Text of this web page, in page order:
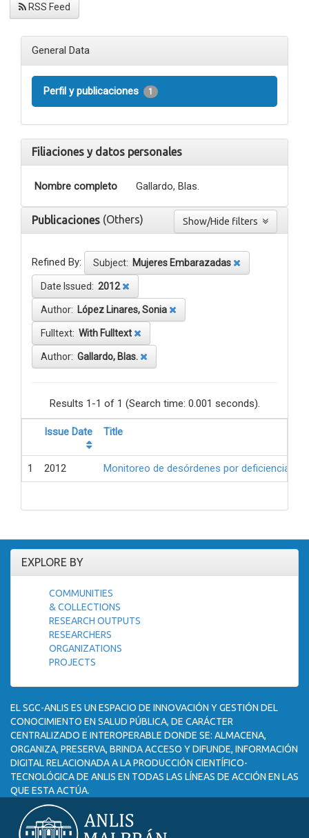
RSS Feed
General Data
Perfil y publicaciones 1
Filiaciones y datos personales
Nombre completo Gallardo, Blas.
Publicaciones (Others)
Refined By: Subject: Mujeres Embarazadas
Date Issued: 2012
Author: López Linares, Sonia
Fulltext: With Fulltext
Author: Gallardo, Blas.
Results 1-1 of 1 (Search time: 0.001 seconds).
Issue Date Title
1 2012 Monitoreo de desórdenes por deficiencia
EXPLORE BY
COMMUNITIES
& COLLECTIONS
RESEARCH OUTPUTS
RESEARCHERS
ORGANIZATIONS
PROJECTS
EL SGC-ANLIS ES UN ESPACIO DE INNOVACIÓN Y GESTIÓN DEL
CONOCIMIENTO EN SALUD PÚBLICA, DE CARÁCTER
CENTRALIZADO E INTEROPERABLE DONDE SE: ALMACENA,
ORGANIZA, PRESERVA, BRINDA ACCESO Y DIFUNDE, INFORMACIÓN
DIGITAL RELACIONADA A LA PRODUCCIÓN CIENTÍFICO-
TECNOLÓGICA DE ANLIS EN TODAS LAS LÍNEAS DE ACCIÓN EN LAS
QUE ESTA ACTÚA.